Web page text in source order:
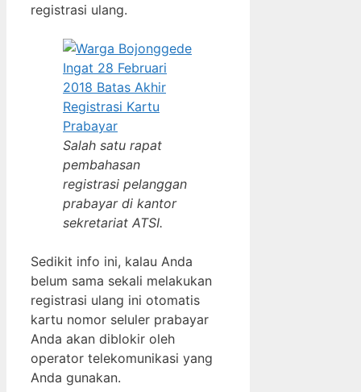
registrasi ulang.
Salah satu rapat
pembahasan
registrasi pelanggan
prabayar di kantor
sekretariat ATSI.
Sedikit info ini, kalau Anda
belum sama sekali melakukan
registrasi ulang ini otomatis
kartu nomor seluler prabayar
Anda akan diblokir oleh
operator telekomunikasi yang
Anda gunakan.